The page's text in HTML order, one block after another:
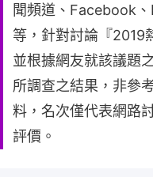
聞頻道、Facebook
等，針對討論『2019
並根據網友就該議題
所調查之結果，非參
料，名次僅代表網路
評價。